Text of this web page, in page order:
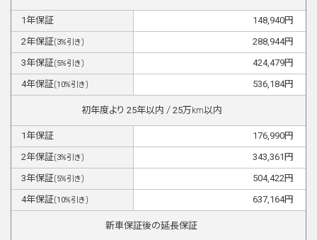
1年保証 148,940円
2年保証(3%引き) 288,944円
3年保証(5%引き) 424,479円
4年保証(10%引き) 536,184円
初年度より 25年以内 / 25万km以内
1年保証 176,990円
2年保証(3%引き) 343,361 円
3年保証(5%引き) 504,422円
4年保証(10%引き) 637,164円
新車保証後の延長保証